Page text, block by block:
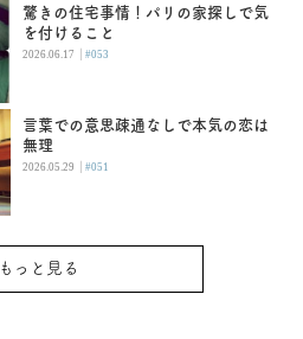
驚きの住宅事情！パリの家探しで気
を付けること
2026.06.17 |#053
言葉での意思疎通なしで本気の恋は
無理
2026.05.29 |#051
もっと見る